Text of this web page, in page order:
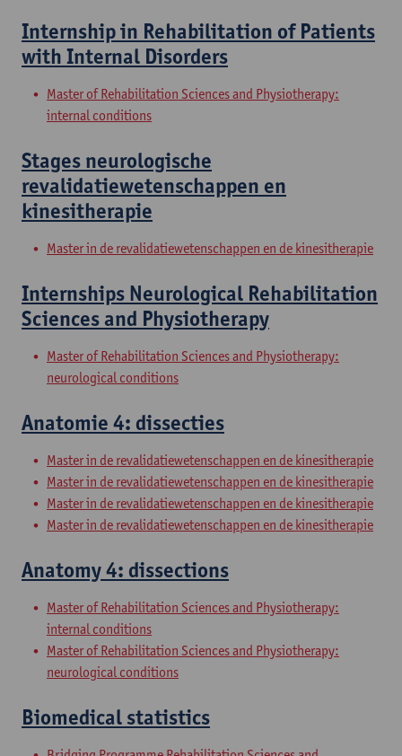
Internship in Rehabilitation of Patients
with Internal Disorders
Master of Rehabilitation Sciences and Physiotherapy:
internal conditions
Stages neurologische
revalidatiewetenschappen en
kinesitherapie
Master in de revalidatiewetenschappen en de kinesitherapie
Internships Neurological Rehabilitation
Sciences and Physiotherapy
Master of Rehabilitation Sciences and Physiotherapy:
neurological conditions
Anatomie 4: dissecties
Master in de revalidatiewetenschappen en de kinesitherapie
Master in de revalidatiewetenschappen en de kinesitherapie
Master in de revalidatiewetenschappen en de kinesitherapie
Master in de revalidatiewetenschappen en de kinesitherapie
Anatomy 4: dissections
Master of Rehabilitation Sciences and Physiotherapy:
internal conditions
Master of Rehabilitation Sciences and Physiotherapy:
neurological conditions
Biomedical statistics